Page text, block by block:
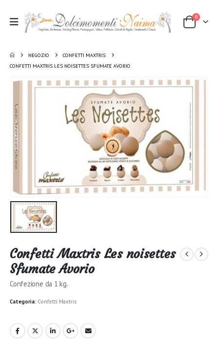
0
NEGOZIO
CONFETTI MAXTRIS
CONFETTI MAXTRIS LES NOISETTES SFUMATE AVORIO
Confetti Maxtris Les noisettes
Sfumate Avorio
Confezione da 1 kg.
Categoria: Confetti Maxtris